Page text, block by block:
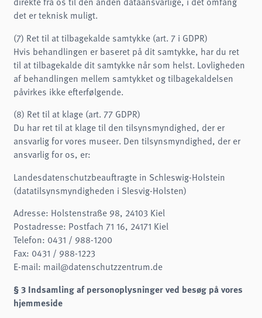
det er teknisk muligt.
(7) Ret til at tilbagekalde samtykke (art. 7 i GDPR)
Hvis behandlingen er baseret på dit samtykke, har du ret
til at tilbagekalde dit samtykke når som helst. Lovligheden
af behandlingen mellem samtykket og tilbagekaldelsen
påvirkes ikke efterfølgende.
(8) Ret til at klage (art. 77 GDPR)
Du har ret til at klage til den tilsynsmyndighed, der er
ansvarlig for vores museer. Den tilsynsmyndighed, der er
ansvarlig for os, er:
Landesdatenschutzbeauftragte in Schleswig-Holstein
(datatilsynsmyndigheden i Slesvig-Holsten)
Adresse: Holstenstraße 98, 24103 Kiel
Postadresse: Postfach 71 16, 24171 Kiel
Telefon: 0431 / 988-1200
Fax: 0431 / 988-1223
E-mail: mail@datenschutzzentrum.de
§ 3 Indsamling af personoplysninger ved besøg på vores
hjemmeside